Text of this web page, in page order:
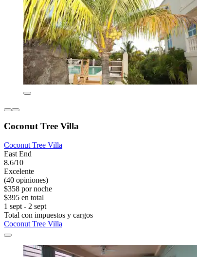
Coconut Tree Villa
Coconut Tree Villa
East End
8.6/10
Excelente
(40 opiniones)
$358 por noche
$395 en total
1 sept - 2 sept
Total con impuestos y cargos
Coconut Tree Villa